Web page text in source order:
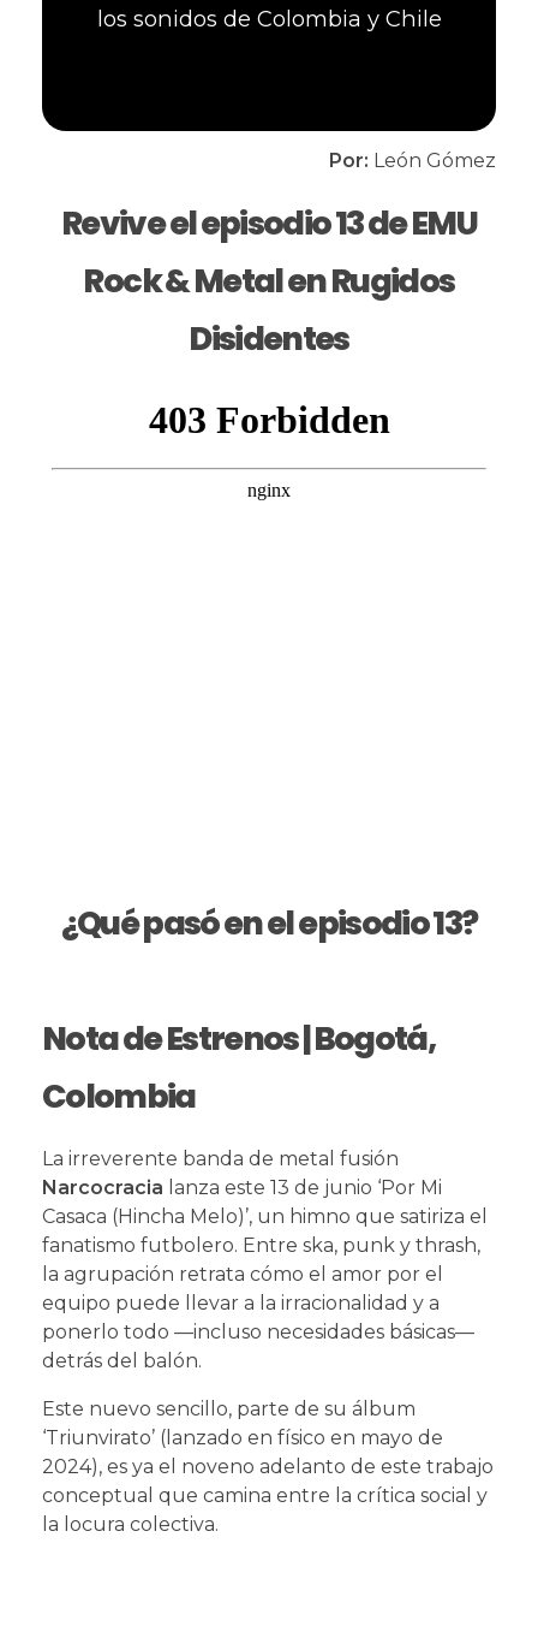
los sonidos de Colombia y Chile
Por: León Gómez
Revive el episodio 13 de EMU
Rock & Metal en Rugidos
Disidentes
¿Qué pasó en el episodio 13?
Nota de Estrenos | Bogotá,
Colombia
La irreverente banda de metal fusión
Narcocracia lanza este 13 de junio ‘Por Mi
Casaca (Hincha Melo)’, un himno que satiriza el
fanatismo futbolero. Entre ska, punk y thrash,
la agrupación retrata cómo el amor por el
equipo puede llevar a la irracionalidad y a
ponerlo todo —incluso necesidades básicas—
detrás del balón.
Este nuevo sencillo, parte de su álbum
‘Triunvirato’ (lanzado en físico en mayo de
2024), es ya el noveno adelanto de este trabajo
conceptual que camina entre la crítica social y
la locura colectiva.